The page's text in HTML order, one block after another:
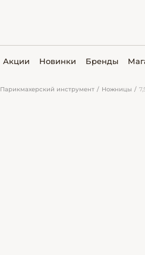
Акции Новинки Бренды
Парикмахерский инструмент Ножницы